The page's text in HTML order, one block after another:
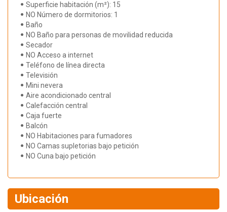
Superficie habitación (m²): 15
NO Número de dormitorios: 1
Baño
NO Baño para personas de movilidad reducida
Secador
NO Acceso a internet
Teléfono de línea directa
Televisión
Mini nevera
Aire acondicionado central
Calefacción central
Caja fuerte
Balcón
NO Habitaciones para fumadores
NO Camas supletorias bajo petición
NO Cuna bajo petición
Ubicación